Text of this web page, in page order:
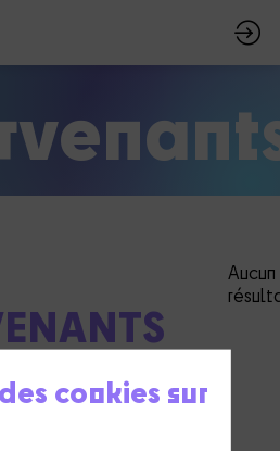
Aucun
cookies sur